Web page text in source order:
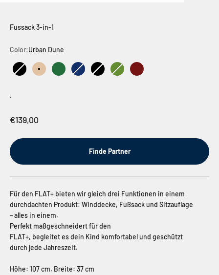
Fussack 3-in-1
Color:Urban Dune
Urban BlackUrban DuneUrban GreenOutdoor Dark Navy
Outdoor Black
Outdoor GreenOutdoor Brown
.
Verkaufspreis
€139,00
Finde Partner
Für den FLAT+ bieten wir gleich drei Funktionen in einem
durchdachten Produkt: Winddecke, Fußsack und Sitzauflage
– alles in einem.
Perfekt maßgeschneidert für den
FLAT+, begleitet es dein Kind komfortabel und geschützt
durch jede Jahreszeit.
Höhe: 107 cm, Breite: 37 cm